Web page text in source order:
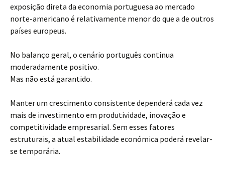
exposição direta da economia portuguesa ao mercado
norte-americano é relativamente menor do que a de outros
países europeus.
No balanço geral, o cenário português continua
moderadamente positivo.
Mas não está garantido.
Manter um crescimento consistente dependerá cada vez
mais de investimento em produtividade, inovação e
competitividade empresarial. Sem esses fatores
estruturais, a atual estabilidade económica poderá revelar-
se temporária.